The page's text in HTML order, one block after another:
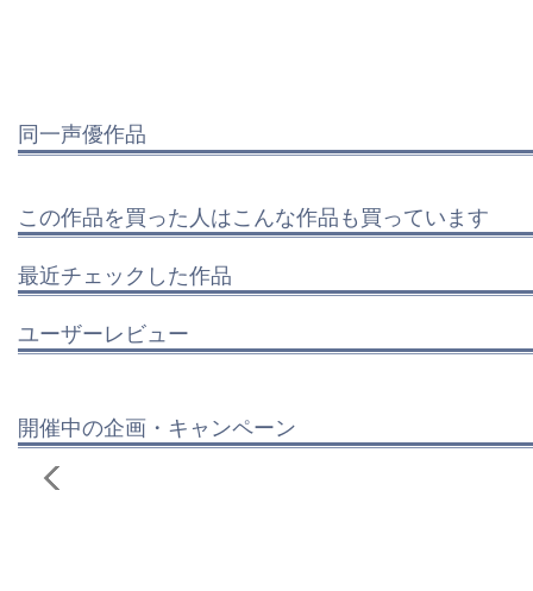
同一声優作品
この作品を買った人はこんな作品も買っています
最近チェックした作品
ユーザーレビュー
開催中の企画・キャンペーン